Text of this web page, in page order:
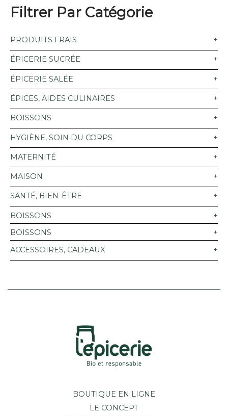
Filtrer Par Catégorie
PRODUITS FRAIS
ÉPICERIE SUCRÉE
ÉPICERIE SALÉE
ÉPICES, AIDES CULINAIRES
BOISSONS
HYGIÈNE, SOIN DU CORPS
MATERNITÉ
MAISON
SANTÉ, BIEN-ÊTRE
BOISSONS
BOISSONS
ACCESSOIRES, CADEAUX
BOUTIQUE EN LIGNE
LE CONCEPT